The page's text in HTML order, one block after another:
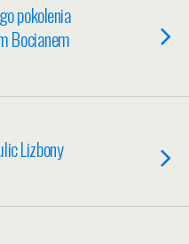
pokolenia
Bocianem
Lizbony